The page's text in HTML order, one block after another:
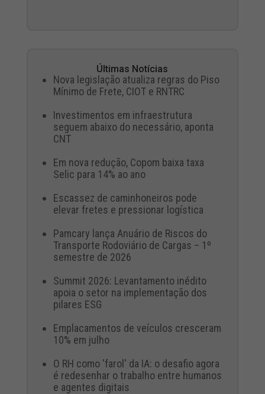
Últimas Notícias
Nova legislação atualiza regras do Piso
Mínimo de Frete, CIOT e RNTRC
Investimentos em infraestrutura
seguem abaixo do necessário, aponta
CNT
Em nova redução, Copom baixa taxa
Selic para 14% ao ano
Escassez de caminhoneiros pode
elevar fretes e pressionar logística
Pamcary lança Anuário de Riscos do
Transporte Rodoviário de Cargas – 1º
semestre de 2026
Summit 2026: Levantamento inédito
apoia o setor na implementação dos
pilares ESG
Emplacamentos de veículos cresceram
10% em julho
O RH como 'farol' da IA: o desafio agora
é redesenhar o trabalho entre humanos
e agentes digitais